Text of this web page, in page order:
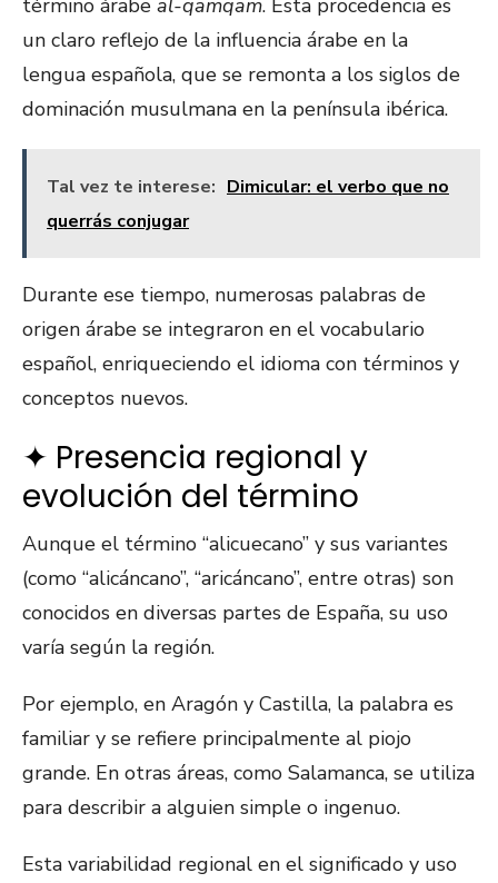
término árabe al-qamqam. Esta procedencia es
un claro reflejo de la influencia árabe en la
lengua española, que se remonta a los siglos de
dominación musulmana en la península ibérica.
Tal vez te interese: Dimicular: el verbo que no
querrás conjugar
Durante ese tiempo, numerosas palabras de
origen árabe se integraron en el vocabulario
español, enriqueciendo el idioma con términos y
conceptos nuevos.
✦ Presencia regional y
evolución del término
Aunque el término “alicuecano” y sus variantes
(como “alicáncano”, “aricáncano”, entre otras) son
conocidos en diversas partes de España, su uso
varía según la región.
Por ejemplo, en Aragón y Castilla, la palabra es
familiar y se refiere principalmente al piojo
grande. En otras áreas, como Salamanca, se utiliza
para describir a alguien simple o ingenuo.
Esta variabilidad regional en el significado y uso